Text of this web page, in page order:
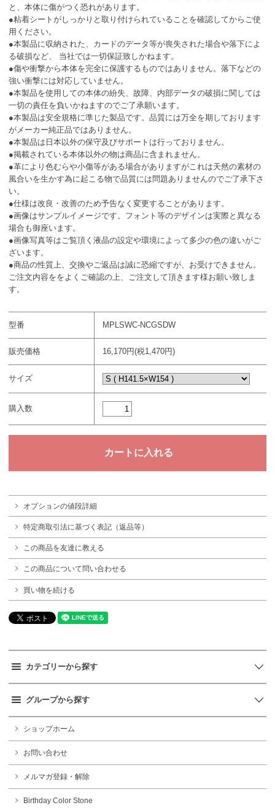
と、本体に傷がつく恐れがあります。
●粘着シートがしっかりと取り付けられていることを確認してからご使
用ください。
●本製品に収納された、カードのデータ等が喪失された場合や落下によ
る破損など、 当社では一切保証致しかねます。
●傷や衝撃から本体を完全に保護するものではありません。落下などの
強い衝撃には対応していません。
●本製品を使用しての本体の紛失、故障、内部データの破損に関しては
一切の責任を負いかねますのでご了承願います。
●本製品は安全規格に準じた製品です。品質には万全を期しております
がメーカー純正品ではありません。
●本製品は日本以外の保守及びサポートは行っておりません。
●掲載されている本体以外の物は商品に含まれません。
●革により色むらや小傷等がある場合がありますがこれは天然の素材の
風合いを生かす為に起こる物で品質には問題ありませんのでご了承下さ
い。
●仕様は改良・改善のため予告なく変更することがあります。
●画像はサンプルイメージです。フォント等のデザインは実際と異なる
場合も御座います。
●画像写真等はご覧頂く液晶の設定や環境によって多少の色の違いがご
ざいます。
●商品の性質上、交換やご返品は誠に恐縮ですが、お受けできません。
ご注文内容ををよくご確認の上、ご注文して頂きます様お願い致しま
す。
型番 MPLSWC-NCGSDW
販売価格 16,170円(税1,470円)
サイズ
購入数
オプションの値段詳細
特定商取引法に基づく表記（返品等）
この商品を友達に教える
この商品について問い合わせる
買い物を続ける
カテゴリーから探す
グループから探す
ショップホーム
お問い合わせ
メルマガ登録・解除
Birthday Color Stone